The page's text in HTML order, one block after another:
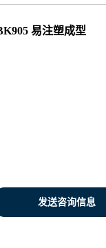
易注塑成型
发送咨询信息